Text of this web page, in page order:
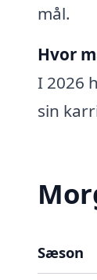
mål.
Hvor
I 2026
sin
Sæson